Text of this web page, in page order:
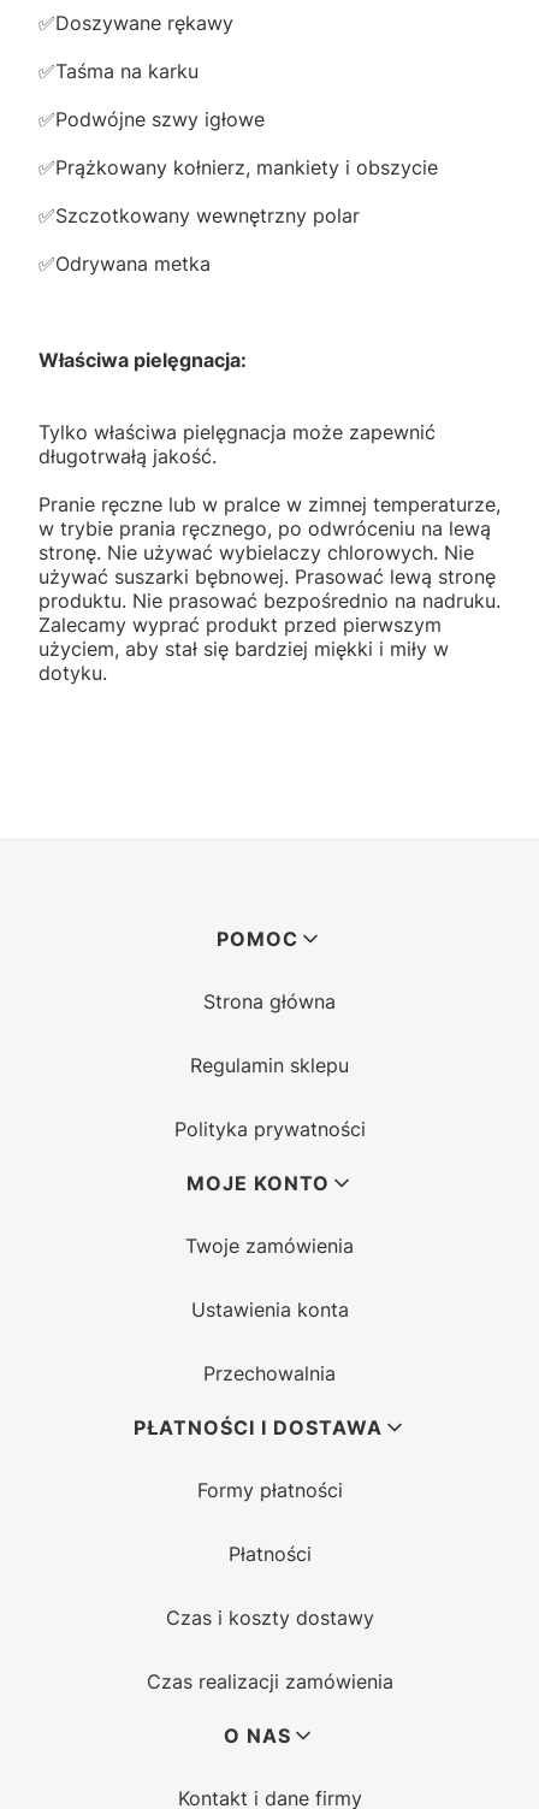
✅️Doszywane rękawy
✅️Taśma na karku
✅️Podwójne szwy igłowe
✅️Prążkowany kołnierz, mankiety i obszycie
✅️Szczotkowany wewnętrzny polar
✅️Odrywana metka
Właściwa pielęgnacja:
Tylko właściwa pielęgnacja może zapewnić
długotrwałą jakość.
Pranie ręczne lub w pralce w zimnej temperaturze,
w trybie prania ręcznego, po odwróceniu na lewą
stronę. Nie używać wybielaczy chlorowych. Nie
używać suszarki bębnowej. Prasować lewą stronę
produktu. Nie prasować bezpośrednio na nadruku.
Zalecamy wyprać produkt przed pierwszym
użyciem, aby stał się bardziej miękki i miły w
dotyku.
POMOC
Strona główna
Regulamin sklepu
Polityka prywatności
MOJE KONTO
Twoje zamówienia
Ustawienia konta
Przechowalnia
PŁATNOŚCI I DOSTAWA
Formy płatności
Płatności
Czas i koszty dostawy
Czas realizacji zamówienia
O NAS
Kontakt i dane firmy